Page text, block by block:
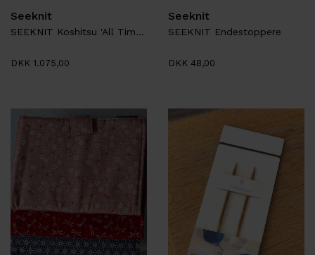
Seeknit
SEEKNIT Koshitsu 'All Time' pindesæt
DKK 1.075,00
Seeknit
SEEKNIT Endestoppere
DKK 48,00